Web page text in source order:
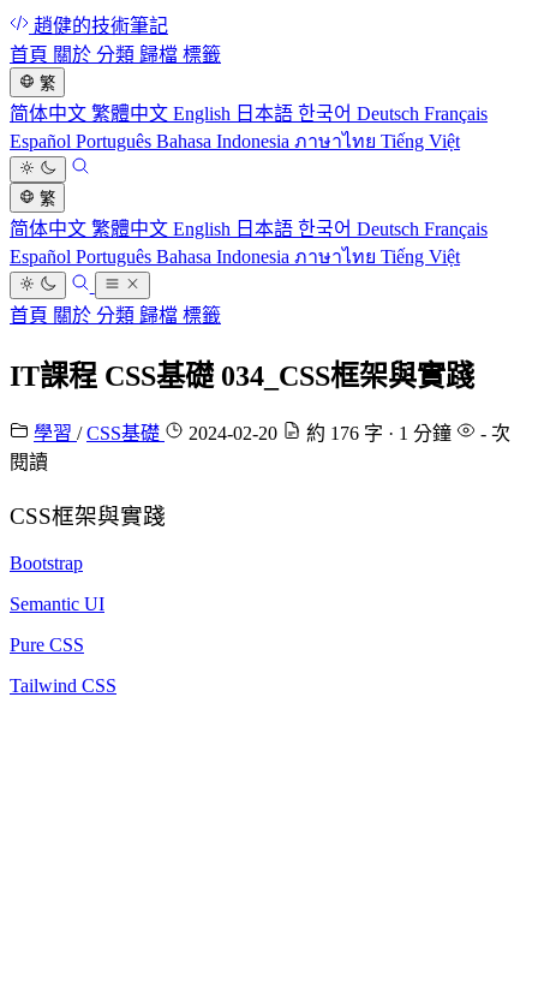
趙健的技術筆記
首頁 關於 分類 歸檔 標籤
繁
简体中文 繁體中文 English 日本語 한국어 Deutsch Français
Español Português Bahasa Indonesia ภาษาไทย Tiếng Việt
繁
简体中文 繁體中文 English 日本語 한국어 Deutsch Français
Español Português Bahasa Indonesia ภาษาไทย Tiếng Việt
首頁 關於 分類 歸檔 標籤
IT課程 CSS基礎 034_CSS框架與實踐
學習 / CSS基礎 2024-02-20 約 176 字 · 1 分鐘 - 次
閱讀
CSS框架與實踐
Bootstrap
Semantic UI
Pure CSS
Tailwind CSS